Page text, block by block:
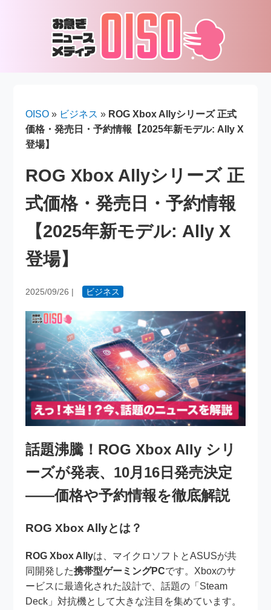
OISO » ビジネス » ROG Xbox Allyシリーズ 正式
価格・発売日・予約情報【2025年新モデル: Ally X
登場】
ROG Xbox Allyシリーズ 正
式価格・発売日・予約情報
【2025年新モデル: Ally X
登場】
2025/09/26 | ビジネス
話題沸騰！ROG Xbox Ally シリ
ーズが発表、10月16日発売決定
――価格や予約情報を徹底解説
ROG Xbox Allyとは？
ROG Xbox Allyは、マイクロソフトとASUSが共
同開発した携帯型ゲーミングPCです。Xboxのサ
ービスに最適化された設計で、話題の「Steam
Deck」対抗機として大きな注目を集めています。